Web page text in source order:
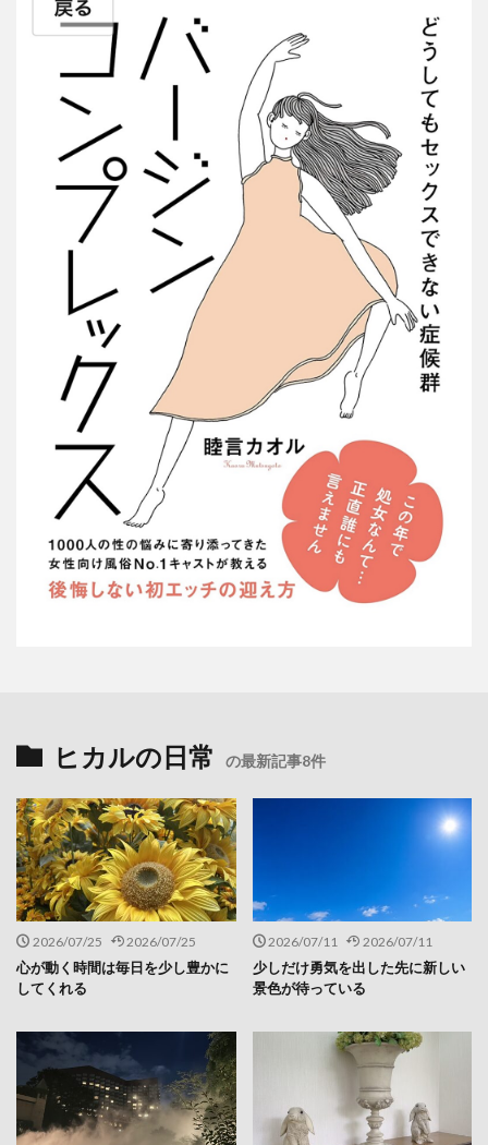
ヒカルの日常 の最新記事8件
2026/07/25 2026/07/25
心が動く時間は毎日を少し豊かに
してくれる
2026/07/11 2026/07/11
少しだけ勇気を出した先に新しい
景色が待っている